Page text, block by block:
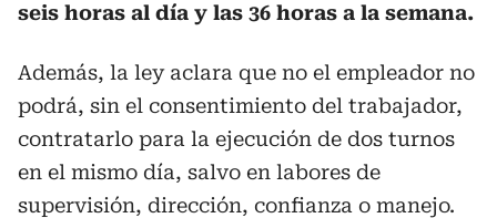
seis horas al día y las 36 horas a la semana.
Además, la ley aclara que no el empleador no
podrá, sin el consentimiento del trabajador,
contratarlo para la ejecución de dos turnos
en el mismo día, salvo en labores de
supervisión, dirección, confianza o manejo.